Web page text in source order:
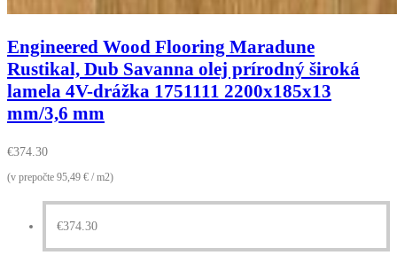
Engineered Wood Flooring Maradune
Rustikal, Dub Savanna olej prírodný široká
lamela 4V-drážka 1751111 2200x185x13
mm/3,6 mm
€374.30
(v prepočte 95,49 € / m2)
€374.30